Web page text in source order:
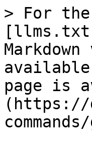
> For
page is
(https://